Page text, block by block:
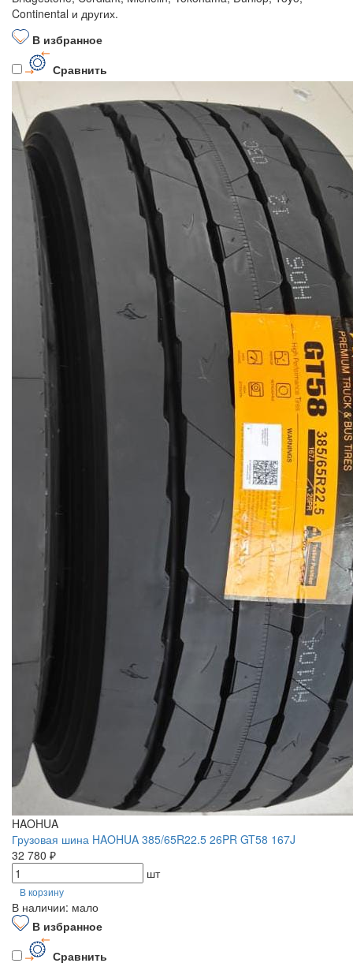
Continental и других.
В избранное
Сравнить
HAOHUA
Грузовая шина HAOHUA 385/65R22.5 26PR GT58 167J
32 780 ₽
шт
В корзину
В наличии: мало
В избранное
Сравнить